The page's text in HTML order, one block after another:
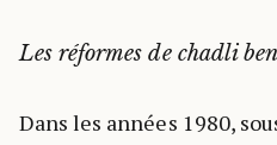
Les réformes de chadli
Dans les années 1980,